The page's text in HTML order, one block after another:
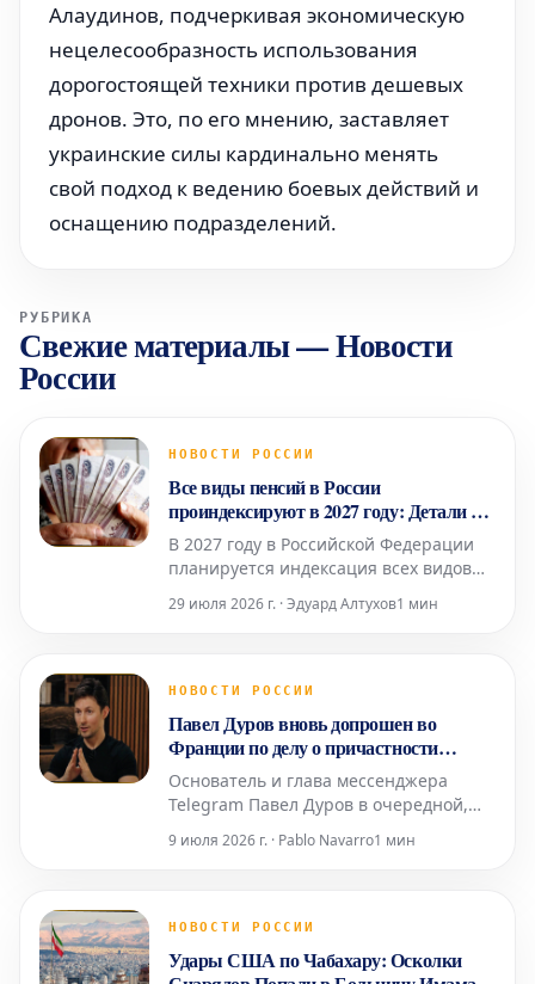
Алаудинов, подчеркивая экономическую
нецелесообразность использования
дорогостоящей техники против дешевых
дронов. Это, по его мнению, заставляет
украинские силы кардинально менять
свой подход к ведению боевых действий и
оснащению подразделений.
РУБРИКА
Свежие материалы—Новости
России
НОВОСТИ РОССИИ
Все виды пенсий в России
проиндексируют в 2027 году: Детали от
эксперта
В 2027 году в Российской Федерации
планируется индексация всех видов
сроки и механизмы их осуществления
Об этом сообщила Людмила Иванова-
Торгово-промышленной пал
29 июля 2026 г. · Эдуард Алтухов1 мин
НОВОСТИ РОССИИ
Павел Дуров вновь допрошен во
Франции по делу о причастности
Telegram к преступной деятельности
Основатель и глава мессенджера
Telegram Павел Дуров в очередной,
уже четвертый раз прошел допрос в
Париже. Это произошло в среду, 8
агентство AFP. Следственные судьи,
причастности его платформы к про
9 июля 2026 г. · Pablo Navarro1 мин
НОВОСТИ РОССИИ
Удары США по Чабахару: Осколки